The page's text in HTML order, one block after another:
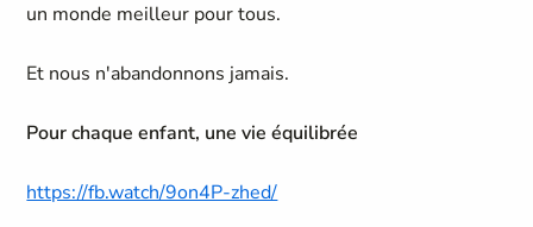
un monde meilleur pour tous.
Et nous n'abandonnons jamais.
Pour chaque enfant, une vie équilibrée
https://fb.watch/9on4P-zhed/